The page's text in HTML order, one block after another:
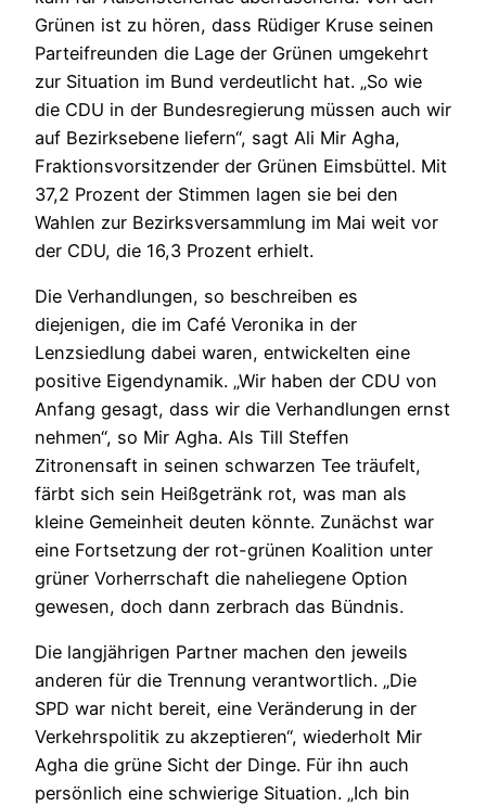
Grünen ist zu hören, dass Rüdiger Kruse seinen
Parteifreunden die Lage der Grünen umgekehrt
zur Situation im Bund verdeutlicht hat. „So wie
die CDU in der Bundesregierung müssen auch wir
auf Bezirksebene liefern“, sagt Ali Mir Agha,
Fraktionsvorsitzender der Grünen Eimsbüttel. Mit
37,2 Prozent der Stimmen lagen sie bei den
Wahlen zur Bezirksversammlung im Mai weit vor
der CDU, die 16,3 Prozent erhielt.
Die Verhandlungen, so beschreiben es
diejenigen, die im Café Veronika in der
Lenzsiedlung dabei waren, entwickelten eine
positive Eigendynamik. „Wir haben der CDU von
Anfang gesagt, dass wir die Verhandlungen ernst
nehmen“, so Mir Agha. Als Till Steffen
Zitronensaft in seinen schwarzen Tee träufelt,
färbt sich sein Heißgetränk rot, was man als
kleine Gemeinheit deuten könnte. Zunächst war
eine Fortsetzung der rot-grünen Koalition unter
grüner Vorherrschaft die naheliegene Option
gewesen, doch dann zerbrach das Bündnis.
Die langjährigen Partner machen den jeweils
anderen für die Trennung verantwortlich. „Die
SPD war nicht bereit, eine Veränderung in der
Verkehrspolitik zu akzeptieren“, wiederholt Mir
Agha die grüne Sicht der Dinge. Für ihn auch
persönlich eine schwierige Situation. „Ich bin